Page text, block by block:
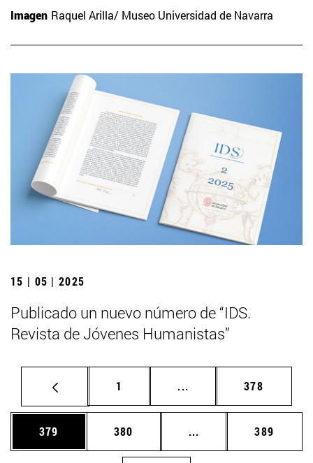
Imagen Raquel Arilla/ Museo Universidad de Navarra
15 | 05 | 2025
Publicado un nuevo número de “IDS.
Revista de Jóvenes Humanistas”
Página
1 ... Páginas intermedias
Página
378
Página
379 Página
380 ... Páginas intermedias
Página
389